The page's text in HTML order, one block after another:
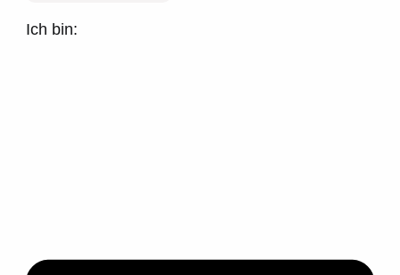
Ich bin: